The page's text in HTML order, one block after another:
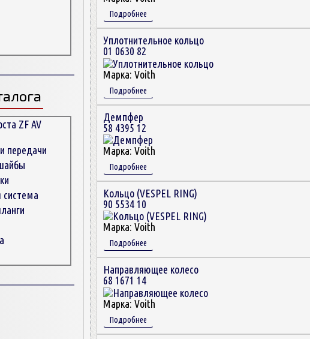
ZF AV
передачи
система
детали
болты
Подробнее
Уплотнительное кольцо
01 0630 82
Марка: Voith
Подробнее
Демпфер
58 4395 12
Марка: Voith
Подробнее
Кольцо (VESPEL RING)
90 5534 10
Марка: Voith
Подробнее
Направляющее колесо
68 1671 14
Марка: Voith
Подробнее